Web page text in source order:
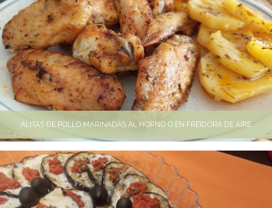
ALITAS DE POLLO MARINADAS AL HORNO O EN FREIDORA DE AIRE